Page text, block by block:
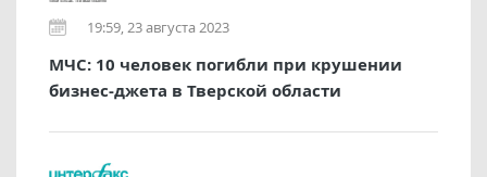
19:59, 23 августа 2023
МЧС: 10 человек погибли при крушении
бизнес-джета в Тверской области